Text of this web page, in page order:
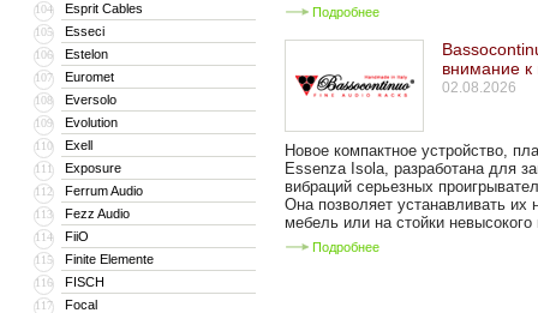
104 Esprit Cables
105 Esseci
106 Estelon
107 Euromet
108 Eversolo
109 Evolution
110 Exell
111 Exposure
112 Ferrum Audio
113 Fezz Audio
114 FiiO
115 Finite Elemente
116 FISCH
117 Focal
Подробнее
внимание к
02.08.2026
Новое компактное устройство,
Essenza Isola, разработана для
вибраций серьезных
Она позволяет устанавливать их
мебель или на стойки невысокого
Подробнее